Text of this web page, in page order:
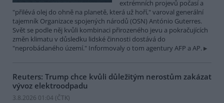
extrémních projevů počasí a
"přilévá olej do ohně na planetě, která už hoří," varoval generální
tajemník Organizace spojených národů (OSN) António Guterres.
Svět se podle něj kvůli kombinaci přirozeného jevu a pokračujících
změn klimatu v důsledku lidské činnosti dostává do
"neprobádaného území." Informovaly o tom agentury AFP a AP.
Reuters: Trump chce kvůli důležitým nerostům zakázat
vývoz elektroodpadu
3.8.2026 01:04 (ČTK)